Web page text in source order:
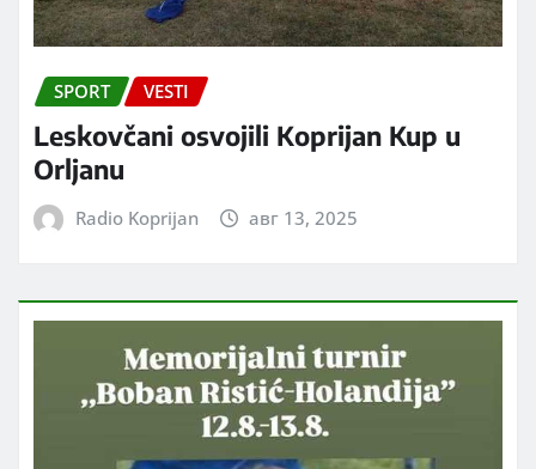
SPORT VESTI
Leskovčani osvojili Koprijan Kup u
Orljanu
Radio Koprijan авг 13, 2025